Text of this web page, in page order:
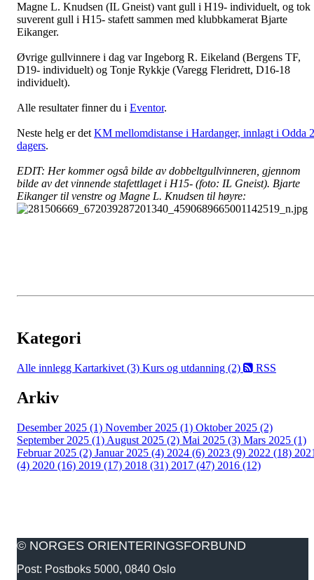
Magne L. Knudsen (IL Gneist) vant gull i H19- individuelt, og tok
suverent gull i H15- stafett sammen med klubbkamerat Bjarte
Eikanger.
Øvrige gullvinnere i dag var Ingeborg R. Eikeland (Bergens TF,
D19- individuelt) og Tonje Rykkje (Varegg Fleridrett, D16-18
individuelt).
Alle resultater finner du i Eventor.
Neste helg er det KM mellomdistanse i Hardanger, innlagt i Odda
dagers.
EDIT: Her kommer også bilde av dobbeltgullvinneren, gjennom
bilde av det vinnende stafettlaget i H15- (foto: IL Gneist). Bjarte
Eikanger til venstre og Magne L. Knudsen til høyre:
Kategori
Alle innlegg Kartarkivet (3) Kurs og utdanning (2) RSS
Arkiv
Desember 2025 (1) November 2025 (1) Oktober 2025 (2)
September 2025 (1) August 2025 (2) Mai 2025 (3) Mars 2025 (1)
Februar 2025 (2) Januar 2025 (4) 2024 (6) 2023 (9) 2022 (18)
(4) 2020 (16) 2019 (17) 2018 (31) 2017 (47) 2016 (12)
© NORGES ORIENTERINGSFORBUND
Post: Postboks 5000, 0840 Oslo